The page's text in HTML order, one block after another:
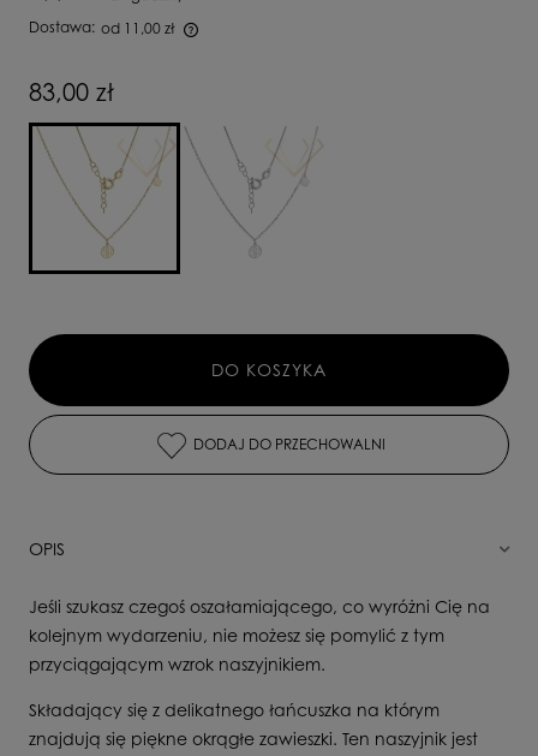
Dostawa: od 11,00 zł
83,00 zł
DO KOSZYKA
DODAJ DO PRZECHOWALNI
OPIS
Jeśli szukasz czegoś oszałamiającego, co wyróżni Cię na
kolejnym wydarzeniu, nie możesz się pomylić z tym
przyciągającym wzrok naszyjnikiem.
Składający się z delikatnego łańcuszka na którym
znajdują się piękne okrągłe zawieszki. Ten naszyjnik jest